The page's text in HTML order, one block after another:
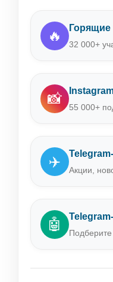
🔥
32 000+
📸
55 000+
✈️
Акции,
🤖